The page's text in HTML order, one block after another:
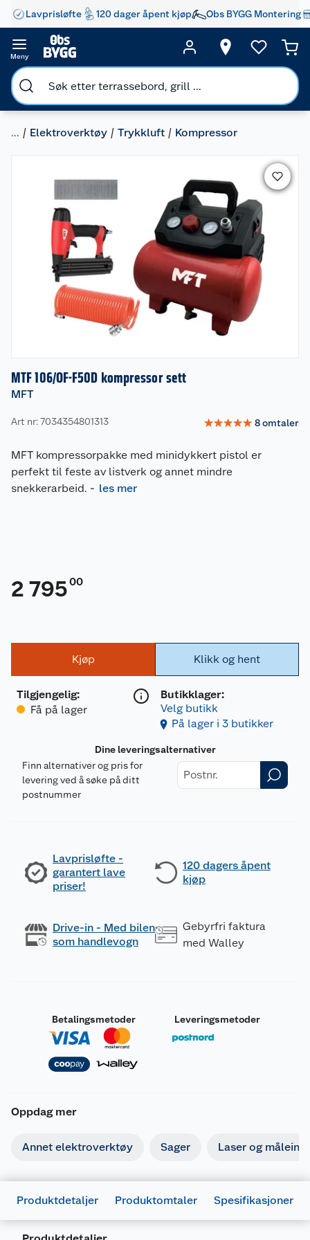
Lavprisløfte 120 dager åpent kjøp Obs BYGG Montering
Meny
... Elektroverktøy Trykkluft Kompressor
MTF 106/OF-F50D kompressor sett
MFT
Art nr: 7034354801313 ☆☆☆☆☆ 8omtaler
MFT kompressorpakke med minidykkert pistol er
perfekt til feste av listverk og annet mindre
snekkerarbeid. - les mer
2 79500
Kjøp
Tilgjengelig:
Få på lager
Klikk og hent
Butikklager:
Velg butikk
På lager i 3 butikker
Dine leveringsalternativer
Finn alternativer og pris for
levering ved å søke på ditt
postnummer
Lavprisløfte -
garantert lave
priser!
120 dagers åpent
kjøp
Drive-in - Med bilen
som handlevogn
Gebyrfri faktura
med Walley
Betalingsmetoder Leveringsmetoder
Oppdag mer
Annet elektroverktøy Sager Laser og
Produktdetaljer Produktomtaler Spesifikasjoner